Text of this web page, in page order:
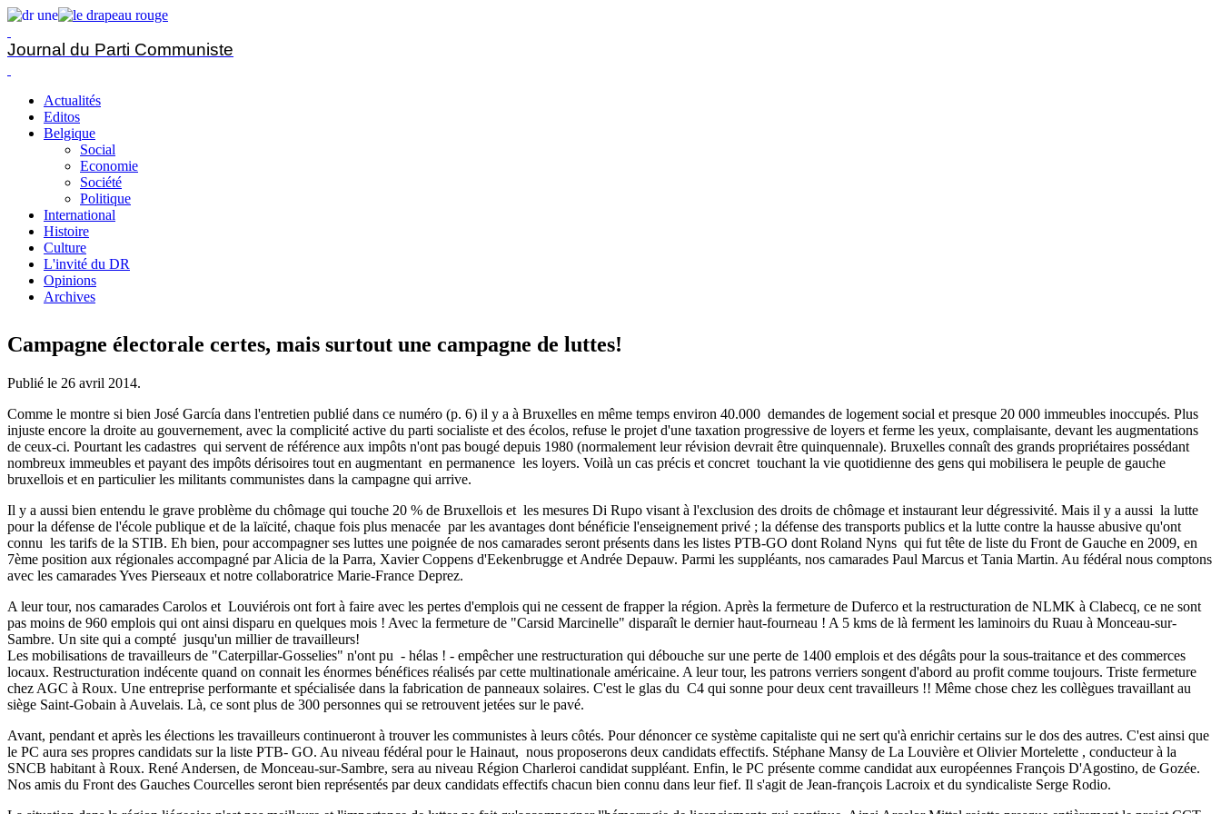
Journal du Parti Communiste
Actualités
Editos
Belgique
Social
Economie
Société
Politique
International
Histoire
Culture
L'invité du DR
Opinions
Archives
Campagne électorale certes, mais surtout une campagne de luttes!
Publié le 26 avril 2014.
Comme le montre si bien José García dans l'entretien publié dans ce numéro (p. 6) il y a à Bruxelles en même temps environ 40.000 demandes de logement social et presque 20 000 immeubles inoccupés. Plus
injuste encore la droite au gouvernement, avec la complicité active du parti socialiste et des écolos, refuse le projet d'une taxation progressive de loyers et ferme les yeux, complaisante, devant les augmentations
de ceux-ci. Pourtant les cadastres qui servent de référence aux impôts n'ont pas bougé depuis 1980 (normalement leur révision devrait être quinquennale). Bruxelles connaît des grands propriétaires possédant
nombreux immeubles et payant des impôts dérisoires tout en augmentant en permanence les loyers. Voilà un cas précis et concret touchant la vie quotidienne des gens qui mobilisera le peuple de gauche
bruxellois et en particulier les militants communistes dans la campagne qui arrive.
Il y a aussi bien entendu le grave problème du chômage qui touche 20 % de Bruxellois et les mesures Di Rupo visant à l'exclusion des droits de chômage et instaurant leur dégressivité. Mais il y a aussi la lutte
pour la défense de l'école publique et de la laïcité, chaque fois plus menacée par les avantages dont bénéficie l'enseignement privé ; la défense des transports publics et la lutte contre la hausse abusive qu'ont
connu les tarifs de la STIB. Eh bien, pour accompagner ses luttes une poignée de nos camarades seront présents dans les listes PTB-GO dont Roland Nyns qui fut tête de liste du Front de Gauche en 2009, en
7ème position aux régionales accompagné par Alicia de la Parra, Xavier Coppens d'Eekenbrugge et Andrée Depauw. Parmi les suppléants, nos camarades Paul Marcus et Tania Martin. Au fédéral nous comptons
avec les camarades Yves Pierseaux et notre collaboratrice Marie-France Deprez.
A leur tour, nos camarades Carolos et Louviérois ont fort à faire avec les pertes d'emplois qui ne cessent de frapper la région. Après la fermeture de Duferco et la restructuration de NLMK à Clabecq, ce ne sont
pas moins de 960 emplois qui ont ainsi disparu en quelques mois ! Avec la fermeture de "Carsid Marcinelle" disparaît le dernier haut-fourneau ! A 5 kms de là ferment les laminoirs du Ruau à Monceau-sur-
Sambre. Un site qui a compté jusqu'un millier de travailleurs!
Les mobilisations de travailleurs de "Caterpillar-Gosselies" n'ont pu - hélas ! - empêcher une restructuration qui débouche sur une perte de 1400 emplois et des dégâts pour la sous-traitance et des commerces
locaux. Restructuration indécente quand on connait les énormes bénéfices réalisés par cette multinationale américaine. A leur tour, les patrons verriers songent d'abord au profit comme toujours. Triste fermeture
chez AGC à Roux. Une entreprise performante et spécialisée dans la fabrication de panneaux solaires. C'est le glas du C4 qui sonne pour deux cent travailleurs !! Même chose chez les collègues travaillant au
siège Saint-Gobain à Auvelais. Là, ce sont plus de 300 personnes qui se retrouvent jetées sur le pavé.
Avant, pendant et après les élections les travailleurs continueront à trouver les communistes à leurs côtés. Pour dénoncer ce système capitaliste qui ne sert qu'à enrichir certains sur le dos des autres. C'est ainsi que
le PC aura ses propres candidats sur la liste PTB- GO. Au niveau fédéral pour le Hainaut, nous proposerons deux candidats effectifs. Stéphane Mansy de La Louvière et Olivier Mortelette , conducteur à la
SNCB habitant à Roux. René Andersen, de Monceau-sur-Sambre, sera au niveau Région Charleroi candidat suppléant. Enfin, le PC présente comme candidat aux européennes François D'Agostino, de Gozée.
Nos amis du Front des Gauches Courcelles seront bien représentés par deux candidats effectifs chacun bien connu dans leur fief. Il s'agit de Jean-françois Lacroix et du syndicaliste Serge Rodio.